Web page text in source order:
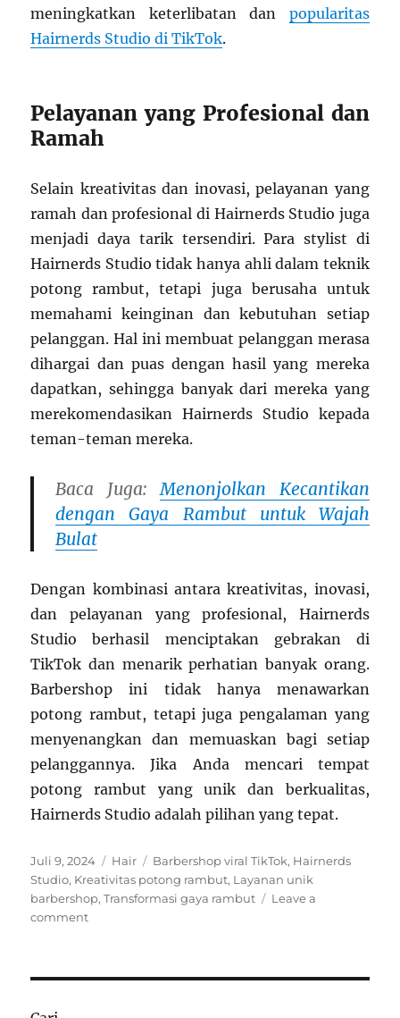
meningkatkan keterlibatan dan popularitas
Hairnerds Studio di TikTok.
Pelayanan yang Profesional dan
Ramah
Selain kreativitas dan inovasi, pelayanan yang
ramah dan profesional di Hairnerds Studio juga
menjadi daya tarik tersendiri. Para stylist di
Hairnerds Studio tidak hanya ahli dalam teknik
potong rambut, tetapi juga berusaha untuk
memahami keinginan dan kebutuhan setiap
pelanggan. Hal ini membuat pelanggan merasa
dihargai dan puas dengan hasil yang mereka
dapatkan, sehingga banyak dari mereka yang
merekomendasikan Hairnerds Studio kepada
teman-teman mereka.
Baca Juga:
Menonjolkan Kecantikan
dengan Gaya Rambut untuk Wajah
Bulat
Dengan kombinasi antara kreativitas, inovasi,
dan pelayanan yang profesional, Hairnerds
Studio berhasil menciptakan gebrakan di
TikTok dan menarik perhatian banyak orang.
Barbershop ini tidak hanya menawarkan
potong rambut, tetapi juga pengalaman yang
menyenangkan dan memuaskan bagi setiap
pelanggannya. Jika Anda mencari tempat
potong rambut yang unik dan berkualitas,
Hairnerds Studio adalah pilihan yang tepat.
Posted
on
Juli 9, 2024 Categories
Hair Tags
Barbershop viral TikTok, Hairnerds
Studio, Kreativitas potong rambut, Layanan unik
barbershop,Transformasi gaya rambut
Leave a
commenton